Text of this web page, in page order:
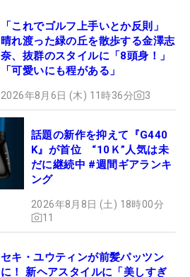
「これでゴルフ上手いとか反則」
晴れ渡った緑の丘を散歩する金澤志
奈、抜群のスタイルに「8頭身！」
「可愛いにも程がある」
2026年8月6日 (木) 11時36分 3
話題の新作を抑えて『G440
K』が首位 “10Ｋ”人気は未
だに継続中 #週間ギアランキ
ング
2026年8月8日 (土) 18時00分
11
セキ・ユウティンが前髪パッツン
に！ 新ヘアスタイルに「美しすぎ